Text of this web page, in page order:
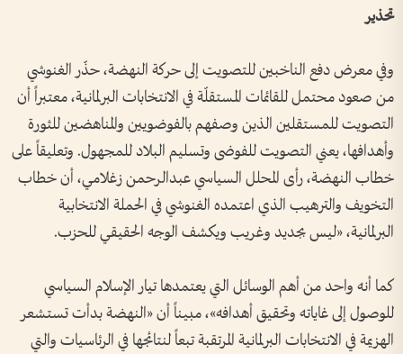
تحذير
وفي معرض دفع الناخبين للتصويت إلى حركة النهضة، حذّر الغنوشي
من صعود محتمل للقائمات المستقلّة في الانتخابات البرلمانية، معتبراً أن
التصويت للمستقلين الذين وصفهم بالفوضويين والمناهضين للثورة
وأهدافها، يعني التصويت للفوضى وتسليم البلاد للمجهول. وتعليقاً على
خطاب النهضة، رأى المحلل السياسي عبدالرحمن زغلامي، أن خطاب
التخويف والترهيب الذي اعتمده الغنوشي في الحملة الانتخابية
البرلمانية، «ليس بجديد وغريب ويكشف الوجه الحقيقي للحزب.
كما أنه واحد من أهم الوسائل التي يعتمدها تيار الإسلام السياسي
للوصول إلى غاياته وتحقيق أهدافه»، مبيناً أن «النهضة بدأت تستشعر
الهزيمة في الانتخابات البرلمانية المرتقبة تبعاً لنتائجها في الرئاسيات والتي